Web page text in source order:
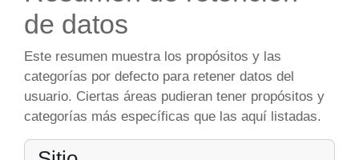
de datos
Este resumen muestra los propósitos y las
categorías por defecto para retener datos del
usuario. Ciertas áreas pudieran tener propósitos y
categorías más específicas que las aquí listadas.